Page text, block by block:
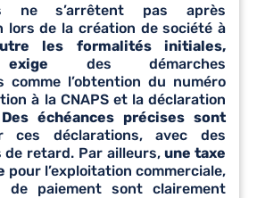
ne s’arrêtent pas après
lors de la création de société à
les formalités initiales,
des démarches
comme l’obtention du numéro
à la CNAPS et la déclaration
Des échéances précises sont
ces déclarations, avec des
de retard. Par ailleurs,une taxe
pour l’exploitation commerciale,
de paiement sont clairement